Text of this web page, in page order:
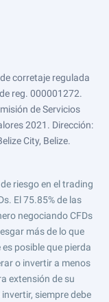
corretaje regulada
reg. 000001272.
de Servicios
2021. Dirección:
City, Belize.
riesgo en el trading
El 75.85% de las
negociando CFDs
más de lo que
posible que pierda
o invertir a menos
extensión de su
siempre debe